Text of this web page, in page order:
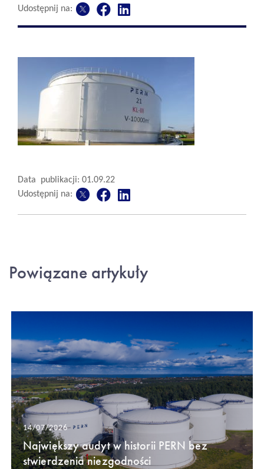
Udostępnij na:
Data publikacji: 01.09.22
Udostępnij na:
Powiązane artykuły
14/07/2026
Największy audyt w historii PERN bez
stwierdzenia niezgodności